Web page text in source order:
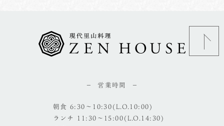
営業時間
朝食 6:30～10:30(L.O.10:00)
ランチ 11:30～15:00(L.O.14:30)